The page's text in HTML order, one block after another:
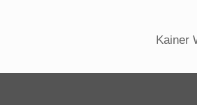
Kainer